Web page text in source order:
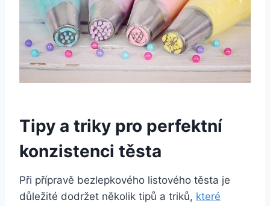
Tipy a triky pro perfektní
konzistenci těsta
Při přípravě bezlepkového listového těsta je
důležité dodržet několik tipů a triků, které